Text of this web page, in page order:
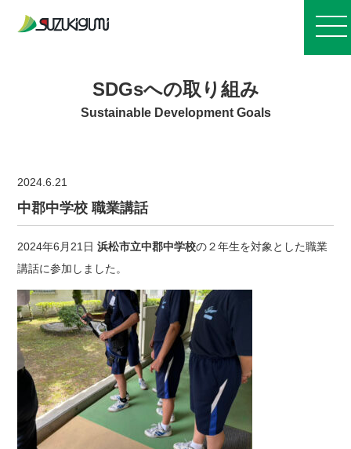
お知らせ
事業紹介
施工実績
採用情報
お問い合わせ
SDGsへの取り組み
Sustainable Development Goals
2024.6.21
中郡中学校 職業講話
2024年6月21日浜松市立中郡中学校の２年生を対象とした職業
講話に参加しました。